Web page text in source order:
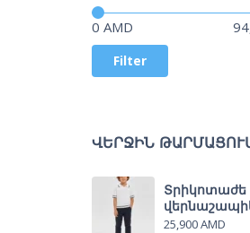
Filter
0 AMD
ՎԵՐՋԻՆ
Տրիկոտաժե
25,900AMD